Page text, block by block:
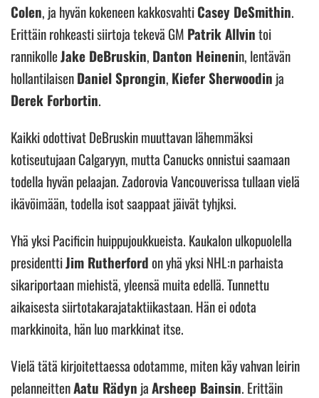
Colen, ja hyvän kokeneen kakkosvahtiCasey DeSmithin.
Erittäin rohkeasti siirtoja tekevä GM Patrik Allvintoi
rannikolleJake DeBruskin, Danton Heinenin, lentävän
hollantilaisenDaniel Sprongin, Kiefer Sherwoodin ja
Derek Forbortin.
Kaikki odottivat DeBruskin muuttavan lähemmäksi
kotiseutujaan Calgaryyn, mutta Canucks onnistui saamaan
todella hyvän pelaajan. Zadorovia Vancouverissa tullaan vielä
ikävöimään, todella isot saappaat jäivät tyhjksi.
Yhä yksi Pacificin huippujoukkueista. Kaukalon ulkopuolella
presidenttiJim Rutherfordon yhä yksi NHL:n parhaista
sikariportaan miehistä, yleensä muita edellä. Tunnettu
aikaisesta siirtotakarajataktiikastaan. Hän ei odota
markkinoita, hän luo markkinat itse.
Vielä tätä kirjoitettaessa odotamme, miten käy vahvan leirin
pelanneittenAatu Rädyn jaArsheep Bainsin. Erittäin